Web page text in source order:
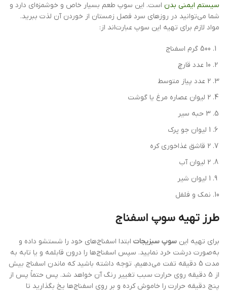
سیستم ایمنی بدن است. این سوپ طعم بسیار خاص و خوشمزه‌ای دارد و
شما می‌توانید در روزهای سرد فصل زمستان از خوردن آن لذت ببرید.
مواد لازم برای تهیه این سوپ عبارت‌اند از:
500 گرم اسفناج
10 عدد قارچ
2 عدد پیاز متوسط
2 لیوان عصاره مرغ یا گوشت
3 حبه سیر
1 لیوان جو پرک
2 قاشق غذاخوری کره
2 لیوان آب
1 لیوان شیر
نمک و فلفل
طرز تهیه سوپ اسفناج
برای تهیه این سوپ سبزیجات ابتدا اسفناج‌های خود را شستشو داده و
به‌صورت درشت خرد نمایید. سپس اسفناج‌ها را درون قابلمه و یا تابه به
مدت 5 دقیقه تفت می‌دهیم. توجه داشته باشید که ماندن اسفناج بیش
از 5 دقیقه روی حرارت سبب تغییر رنگ آن خواهد شد. پس حتماً پس از
پنج دقیقه حرارت را خاموش کرده و بر روی اسفناج‌ها یخ بگذارید تا